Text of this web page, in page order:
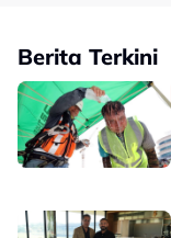
Berita Terkini